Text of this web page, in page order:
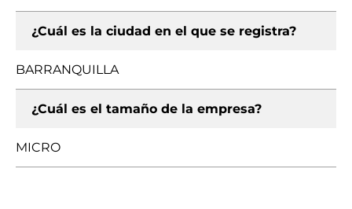
¿Cuál es la ciudad en el que se registra?
BARRANQUILLA
¿Cuál es el tamaño de la empresa?
MICRO